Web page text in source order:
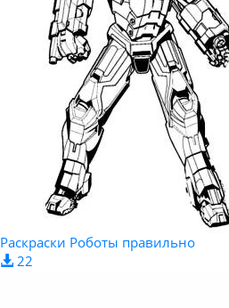
Раскраски Роботы правильно
22